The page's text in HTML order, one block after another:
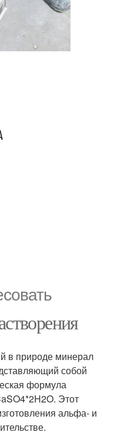
в природе минерал
собой
формула
Этот
альфа- и